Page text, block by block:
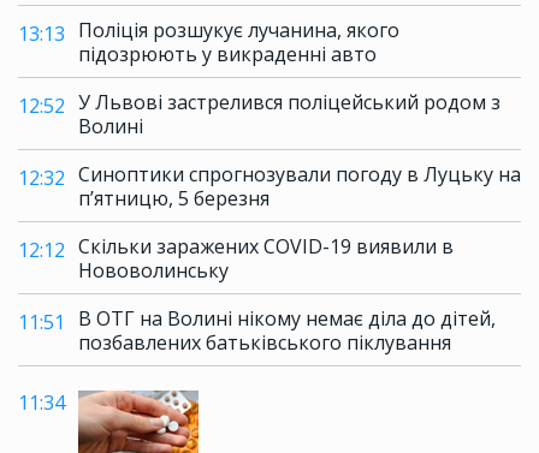
13:13 Поліція розшукує лучанина, якого
підозрюють у викраденні авто
12:52 У Львові застрелився поліцейський родом з
Волині
12:32 Синоптики спрогнозували погоду в Луцьку на
п’ятницю, 5 березня
12:12 Скільки заражених COVID-19 виявили в
Нововолинську
11:51
В ОТГ на Волині нікому немає діла до дітей,
позбавлених батьківського піклування
11:34